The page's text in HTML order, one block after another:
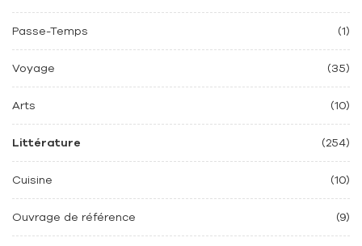
Passe-Temps (1)
Voyage (35)
Arts (10)
Littérature (254)
Cuisine (10)
Ouvrage de référence (9)